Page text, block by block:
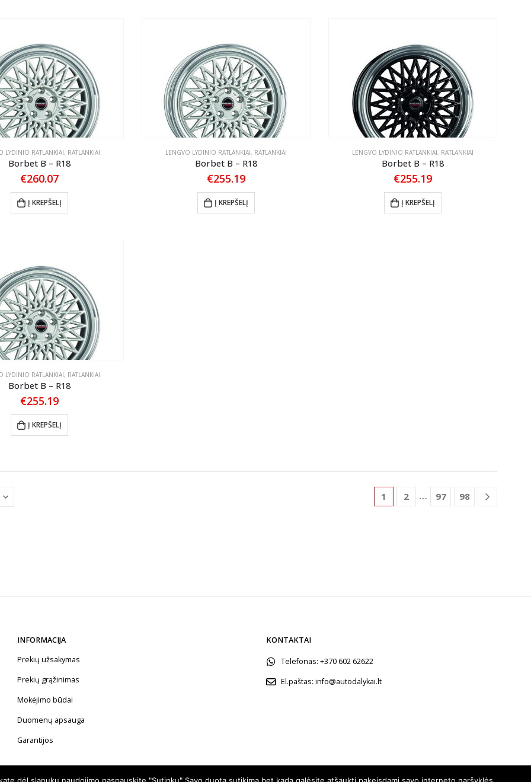
LYDINIO RATLANKIAI, RATLANKIAI
Borbet B – R18
€260.07
Į KREPŠELĮ
LENGVO LYDINIO RATLANKIAI, RATLANKIAI
Borbet B – R18
€255.19
Į KREPŠELĮ
LENGVO LYDINIO RATLANKIAI, RATLANKIAI
Borbet B – R18
€255.19
Į KREPŠELĮ
LYDINIO RATLANKIAI, RATLANKIAI
Borbet B – R18
€255.19
Į KREPŠELĮ
1 2 … 97 98
INFORMACIJA
Prekių užsakymas
Prekių grąžinimas
Mokėjimo būdai
Duomenų apsauga
Garantijos
KONTAKTAI
Telefonas: +370 602 62622
El.paštas: info@autodalykai.lt